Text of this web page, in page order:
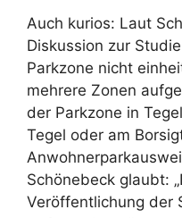
Auch kurios: Laut
Diskussion zur
Parkzone nicht
mehrere Zonen
der Parkzone in
Tegel oder am
Schönebeck glaubt:
Veröffentlichung der